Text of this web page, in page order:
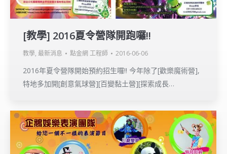
[教學] 2016夏令營隊開跑囉!!
教學, 最新消息 點金網 工程師 2016-06-06
2016年夏令營隊開始預約招生囉!! 今年除了[歡樂魔術營],
特地多加開[創意氣球營][百變黏土營][探索成長…